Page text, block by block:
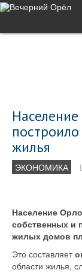
жилья
ЭКОНОМИКА
Население
собственных и
жилых домов
Это составляет
области жилья,